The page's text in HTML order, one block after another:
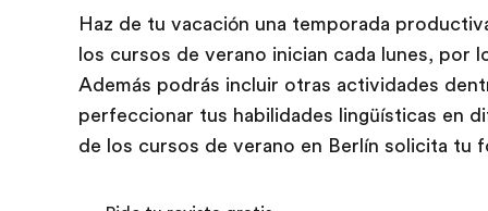
Haz de tu vacación una temporada
los cursos de verano inician cada lunes, por
Además podrás incluir otras actividades
perfeccionar tus habilidades lingüísticas en
de los cursos de verano en Berlín solicita tu